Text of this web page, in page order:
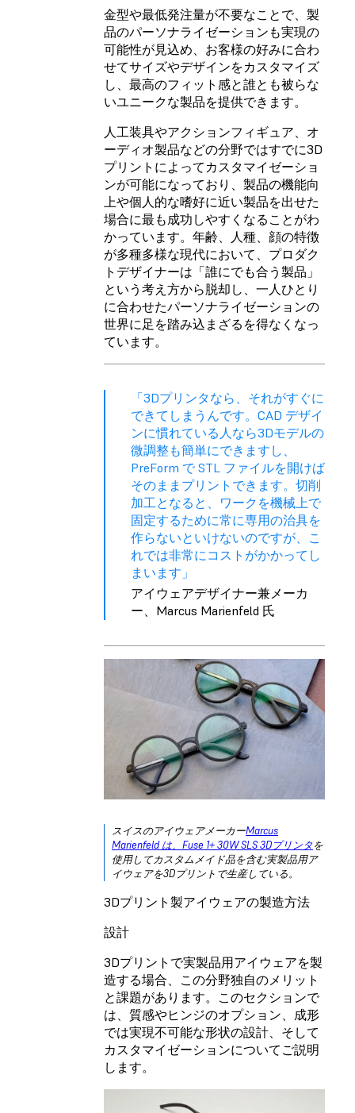
金型や最低発注量が不要なことで、製
品のパーソナライゼーションも実現の
可能性が見込め、お客様の好みに合わ
せてサイズやデザインをカスタマイズ
し、最高のフィット感と誰とも被らな
いユニークな製品を提供できます。
人工装具やアクションフィギュア、オ
ーディオ製品などの分野ではすでに3D
プリントによってカスタマイゼーショ
ンが可能になっており、製品の機能向
上や個人的な嗜好に近い製品を出せた
場合に最も成功しやすくなることがわ
かっています。年齢、人種、顔の特徴
が多種多様な現代において、プロダク
トデザイナーは「誰にでも合う製品」
という考え方から脱却し、一人ひとり
に合わせたパーソナライゼーションの
世界に足を踏み込まざるを得なくなっ
ています。
「3Dプリンタなら、それがすぐに
できてしまうんです。CAD デザイ
ンに慣れている人なら3Dモデルの
微調整も簡単にできますし、
PreForm で STL ファイルを開けば
そのままプリントできます。切削
加工となると、ワークを機械上で
固定するために常に専用の治具を
作らないといけないのですが、こ
れでは非常にコストがかかってし
まいます」
アイウェアデザイナー兼メーカ
ー、Marcus Marienfeld 氏
スイスのアイウェアメーカーMarcus
Marienfeld は、Fuse 1+ 30W SLS 3Dプリンタを
使用してカスタムメイド品を含む実製品用ア
イウェアを3Dプリントで生産している。
3Dプリント製アイウェアの製造方法
設計
3Dプリントで実製品用アイウェアを製
造する場合、この分野独自のメリット
と課題があります。このセクションで
は、質感やヒンジのオプション、成形
では実現不可能な形状の設計、そして
カスタマイゼーションについてご説明
します。